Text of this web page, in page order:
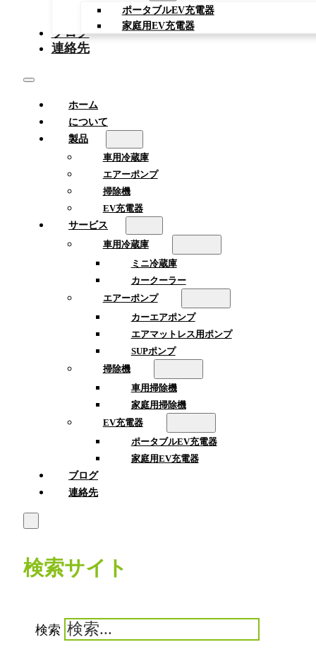
ポータブルEV充電器
家庭用EV充電器
ブログ
連絡先
ホーム
について
製品
車用冷蔵庫
エアーポンプ
掃除機
EV充電器
サービス
車用冷蔵庫
ミニ冷蔵庫
カークーラー
エアーポンプ
カーエアポンプ
エアマットレス用ポンプ
SUPポンプ
掃除機
車用掃除機
家庭用掃除機
EV充電器
ポータブルEV充電器
家庭用EV充電器
ブログ
連絡先
検索サイト
検索